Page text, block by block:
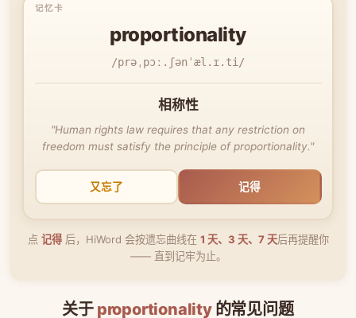
proportionality
/prəˌpɔː.ʃənˈæl.ɪ.ti/
相称性
"Human rights law requires that any restriction on
freedom must satisfy the principle of proportionality."
又忘了 记得
点 记得后，HiWord 会按遗忘曲线在 1 天、3 天、7 天后再提醒你
—— 直到记牢为止。
关于 proportionality的常见问题